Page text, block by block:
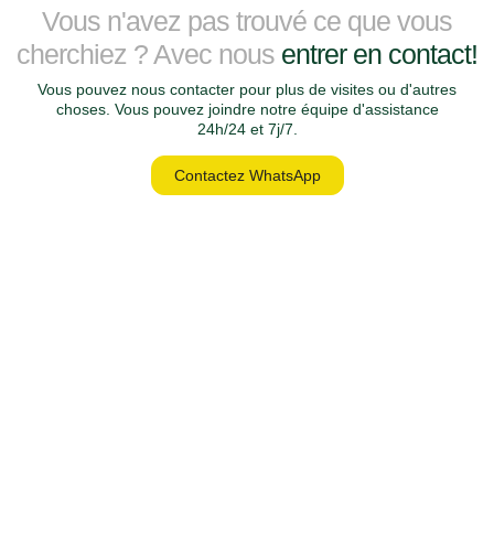
Vous n'avez pas trouvé ce que vous
cherchiez ? Avec nous entrer en contact!
Vous pouvez nous contacter pour plus de visites ou d'autres
choses. Vous pouvez joindre notre équipe d'assistance
24h/24 et 7j/7.
Contactez WhatsApp